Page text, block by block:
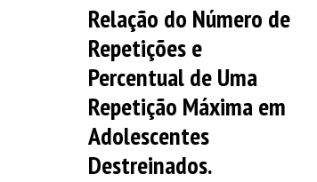
Relação do Número de
Repetições e
Percentual de Uma
Repetição Máxima em
Adolescentes
Destreinados.